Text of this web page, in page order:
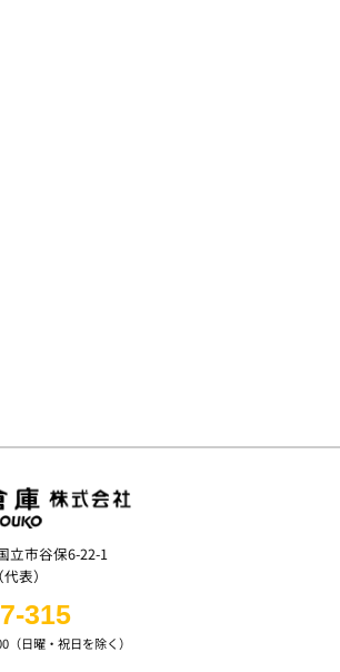
市谷保6-22-1
表）
315
日曜・祝日を除く）